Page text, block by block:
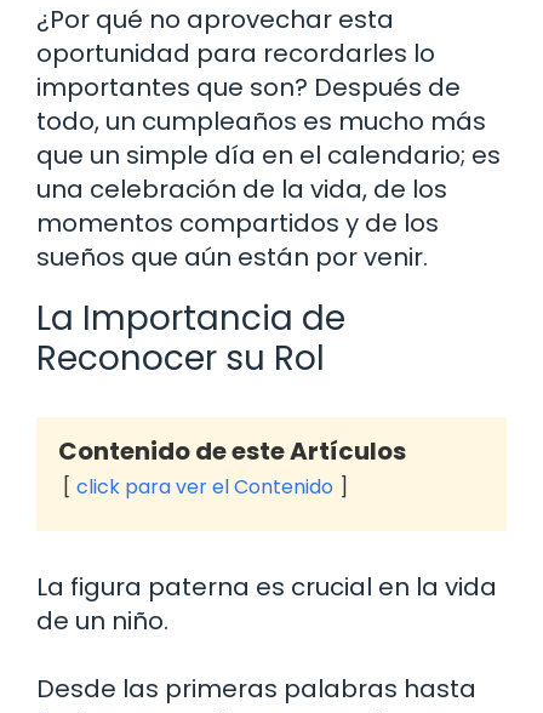
¿Por qué no aprovechar esta
oportunidad para recordarles lo
importantes que son? Después de
todo, un cumpleaños es mucho más
que un simple día en el calendario; es
una celebración de la vida, de los
momentos compartidos y de los
sueños que aún están por venir.
La Importancia de
Reconocer su Rol
Contenido de este Artículos
click para ver el Contenido
La figura paterna es crucial en la vida
de un niño.
Desde las primeras palabras hasta